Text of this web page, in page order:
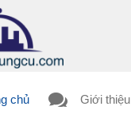
chủ Giới thiệu